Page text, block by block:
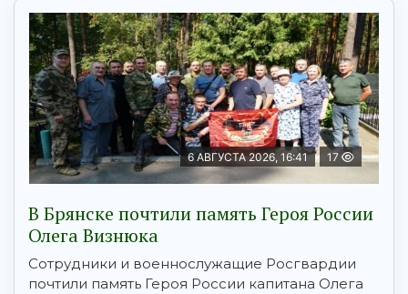
6 АВГУСТА 2026, 16:41 17
В Брянске почтили память Героя России
Олега Визнюка
Сотрудники и военнослужащие Росгвардии
почтили память Героя России капитана Олега